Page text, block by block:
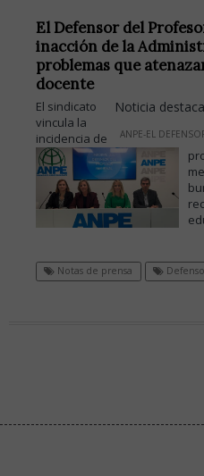
El Defensor del
inacción de la
problemas que
docente
Noticia
ANPE-EL
El sindicato
vincula la
incidencia de
Notas de prensa